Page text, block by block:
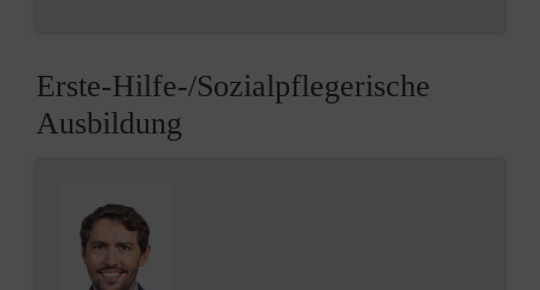
Erste-Hilfe-/Sozialpflegerische
Ausbildung